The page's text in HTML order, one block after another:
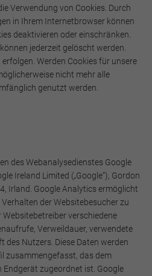
Verwendung von Cookies. Durch
in Ihrem Internetbrowser können
deaktivieren oder einschränken.
jederzeit gelöscht werden.
Werden Cookies für unsere
nicht mehr alle
genutzt werden.
des Webanalysedienstes Google
Ireland Limited („Google“), Gordon
Irland. Google Analytics ermöglicht
der Websitebesucher zu
verschiedene
Verweildauer, verwendete
des Nutzers. Diese Daten werden
zusammengefasst, das dem
Endgerät zugeordnet ist. Google